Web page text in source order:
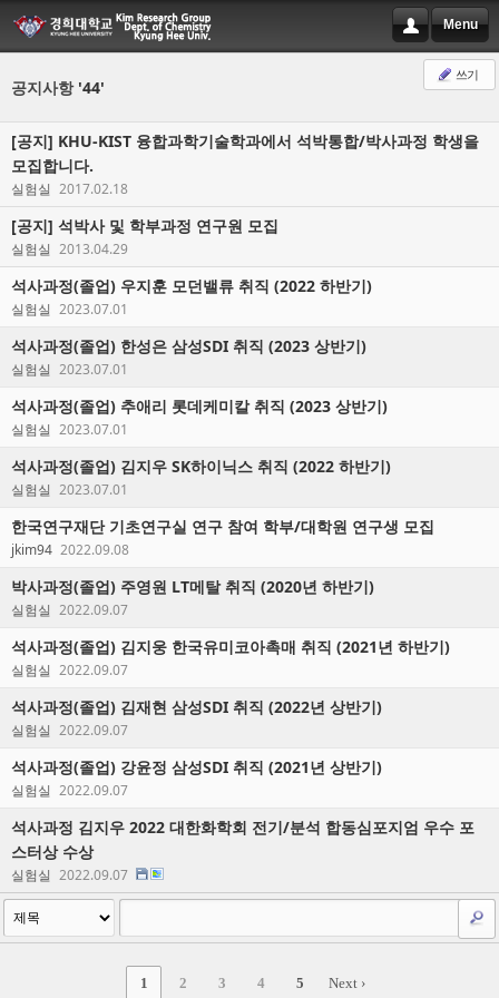
Menu
공지사항 '44'
쓰기
[공지] KHU-KIST 융합과학기술학과에서 석박통합/박사과정 학생을
모집합니다.
실험실 2017.02.18
[공지] 석박사 및 학부과정 연구원 모집
실험실 2013.04.29
석사과정(졸업) 우지훈 모던밸류 취직 (2022 하반기)
실험실 2023.07.01
석사과정(졸업) 한성은 삼성SDI 취직 (2023 상반기)
실험실 2023.07.01
석사과정(졸업) 추애리 롯데케미칼 취직 (2023 상반기)
실험실 2023.07.01
석사과정(졸업) 김지우 SK하이닉스 취직 (2022 하반기)
실험실 2023.07.01
한국연구재단 기초연구실 연구 참여 학부/대학원 연구생 모집
jkim94 2022.09.08
박사과정(졸업) 주영원 LT메탈 취직 (2020년 하반기)
실험실 2022.09.07
석사과정(졸업) 김지웅 한국유미코아촉매 취직 (2021년 하반기)
실험실 2022.09.07
석사과정(졸업) 김재현 삼성SDI 취직 (2022년 상반기)
실험실 2022.09.07
석사과정(졸업) 강윤정 삼성SDI 취직 (2021년 상반기)
실험실 2022.09.07
석사과정 김지우 2022 대한화학회 전기/분석 합동심포지엄 우수 포
스터상 수상
실험실 2022.09.07
1 2 3 4 5 Next ›